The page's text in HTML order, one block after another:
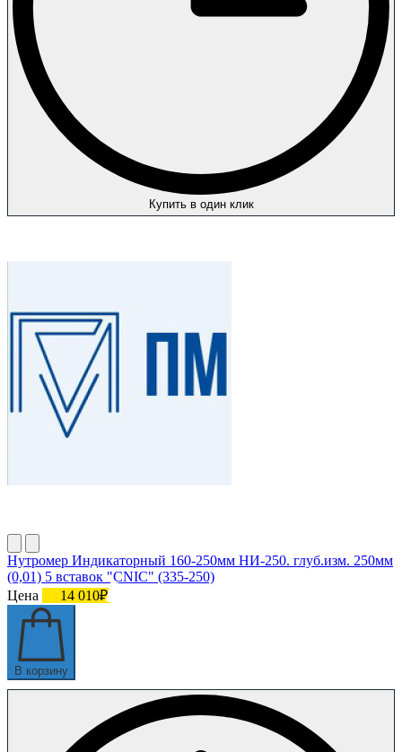
Купить в один клик
Нутромер Индикаторный 160-250мм НИ-250. глуб.изм. 250мм
(0,01) 5 вставок "CNIC" (335-250)
Цена
14 010₽
В корзину